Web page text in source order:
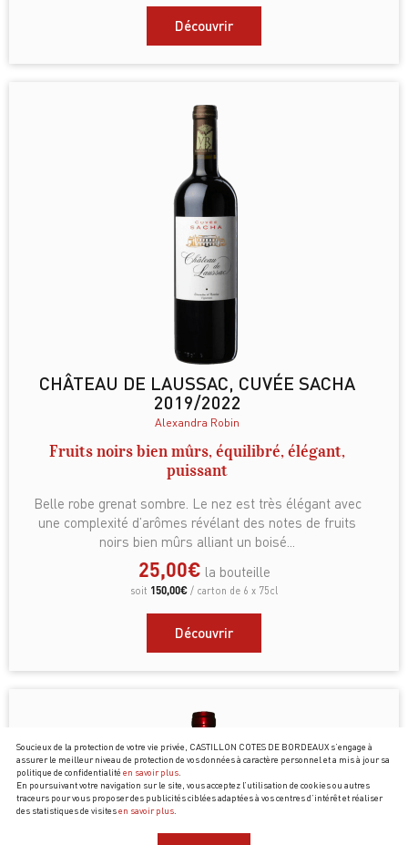
Découvrir
CHÂTEAU DE LAUSSAC, CUVÉE SACHA
2019/2022
Alexandra Robin
Fruits noirs bien mûrs, équilibré, élégant,
puissant
Belle robe grenat sombre. Le nez est très élégant avec
une complexité d’arômes révélant des notes de fruits
noirs bien mûrs alliant un boisé...
25,00€ la bouteille
soit 150,00€ / carton de 6 x 75cl
Découvrir
Soucieux de la protection de votre vie privée, CASTILLON COTES DE BORDEAUX s’engage à
assurer le meilleur niveau de protection de vos données à caractère personnel et a mis à jour sa
politique de confidentialité en savoir plus
En poursuivant votre navigation sur le site, vous acceptez l’utilisation de cookies ou autres
traceurs pour vous proposer des publicités ciblées adaptées à vos centres d’intérêt et réaliser
des statistiques de visitesen savoir plus